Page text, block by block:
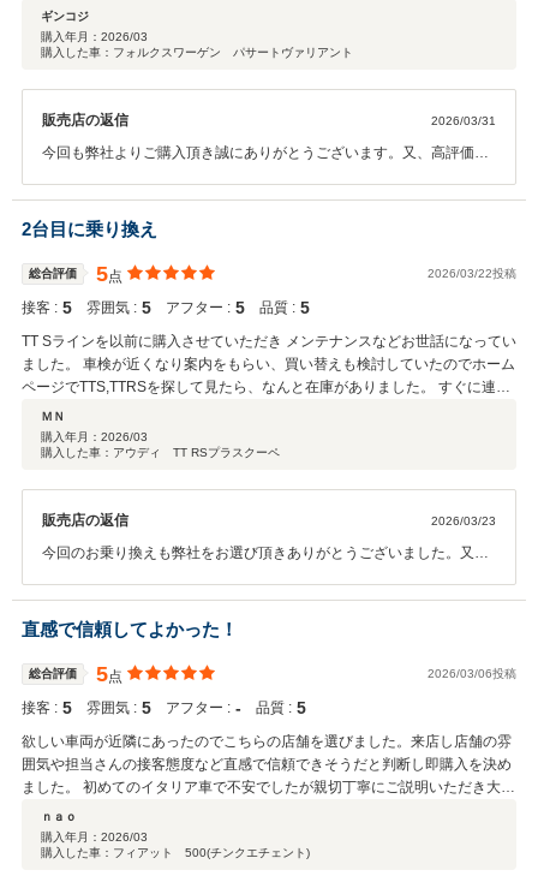
も豊富で訪問する度に楽しみがあります。 担当の方もとても知識が豊富で、
メリットとデメリットをはっきりと教えてくださり、そのお陰で安心して車
の選択ができました。 今後も長くお付き合いさせて頂きたいと思っていま
ギンコジ
購入年月： 2026/03
購入した車：フォルクスワーゲン パサートヴァリアント
販売店の返信 2026/03/31
今回も弊社よりご購入頂き誠にありがとうございます。又、高評価を
パック、オイルリザーブ等もご購入頂いているので、より一層安心し
て快適にお乗り頂けるかと思います。引き続きできる限りのサポート
をさせて頂きますので今後ともどうぞ宜しくお願い致します。
2台目に乗り換え
総合評価 5点 2026/03/22投稿
接客 : 5 雰囲気 : 5 アフター : 5 品質 : 5
TT Sラインを以前に購入させていただき メンテナンスなどお世話になってい
ました。 車検が近くなり案内をもらい、買い替えも検討していたのでホーム
ページでTTS,TTRSを探して見たら、なんと在庫がありました。 すぐに連
絡、現車の確認のお願いや下取りの相談などもすぐに返答していただけたの
で 購入手続きもスムーズに行えました。 2台目も大事に乗っていきたいと思
います。
ＭＮ
購入年月： 2026/03
購入した車：アウディ TT RSプラスクーペ
販売店の返信 2026/03/23
今回のお乗り換えも弊社をお選び頂きありがとうございました。又、
て、最大限サポートをさせて頂きます。今後ともどうぞ宜しくお願い
致します。
直感で信頼してよかった！
総合評価 5点 2026/03/06投稿
接客 : 5 雰囲気 : 5 アフター : ‐ 品質 : 5
欲しい車両が近隣にあったのでこちらの店舗を選びました。来店し店舗の雰
囲気や担当さんの接客態度など直感で信頼できそうだと判断し即購入を決め
ました。 初めてのイタリア車で不安でしたが親切丁寧にご説明いただき大変
満足できました。 今後もメンテナンスなどでお世話になりたいと思います。
ｎａｏ
購入年月： 2026/03
購入した車：フィアット 500(チンクエチェント)